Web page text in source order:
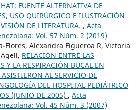
FUENTE ALTERNATIVA DE
USO QUIRÚRGICO E ILUSTRACIÓN
DE LITERATURA. , Acta
Vol. 57 Núm. 2 (2019)
Flores, Alexandra Figueroa R, Victoria
RELACIÓN ENTRE LAS
Y LA RESPIRACIÓN BUCAL EN
AL SERVICIO DE
DEL HOSPITAL PEDIÁTRICO
(JUNIO DE 2005) , Acta
Vol. 45 Núm. 3 (2007)